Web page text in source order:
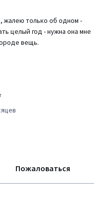
жалею только об одном -
целый год - нужна она мне
вещь.
Пожаловаться